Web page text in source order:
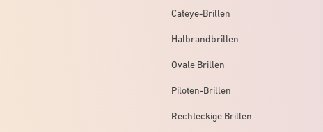
Cateye-Brillen
Halbrandbrillen
Ovale Brillen
Piloten-Brillen
Rechteckige Brillen